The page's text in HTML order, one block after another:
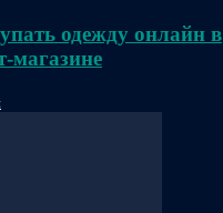
одежду онлайн в
магазине